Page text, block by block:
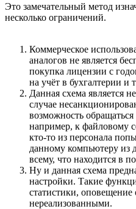
Это замечательный метод
несколько ограничений.
Коммерческое
аналогов не является
покупка лицензии с
на учёт в бухгалтерии и
Данная схема является
случае
возможность
например, к файловому
кто-то из персонала
данному компьютеру из
всему, что находится в
Ну и данная схема
настройки. Такие
статистики,
нереализованными.